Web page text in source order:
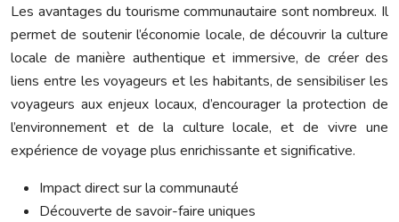
Les avantages du tourisme communautaire sont nombreux. Il
permet de soutenir l’économie locale, de découvrir la culture
locale de manière authentique et immersive, de créer des
liens entre les voyageurs et les habitants, de sensibiliser les
voyageurs aux enjeux locaux, d’encourager la protection de
l’environnement et de la culture locale, et de vivre une
expérience de voyage plus enrichissante et significative.
Impact direct sur la communauté
Découverte de savoir-faire uniques